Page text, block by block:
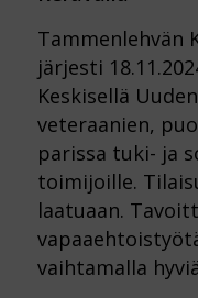
Tammenlehvän
järjesti
Keskisellä
veteraanien,
parissa tuki- ja
toimijoille.
laatuaan.
vaihtamalla